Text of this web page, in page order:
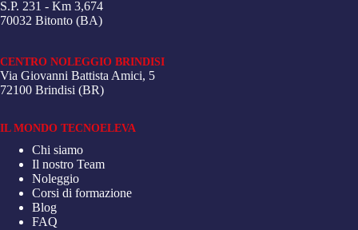
S.P. 231 - Km 3,674
70032 Bitonto (BA)
CENTRO NOLEGGIO BRINDISI
Via Giovanni Battista Amici, 5
72100 Brindisi (BR)
IL MONDO TECNOELEVA
Chi siamo
Il nostro Team
Noleggio
Corsi di formazione
Blog
FAQ